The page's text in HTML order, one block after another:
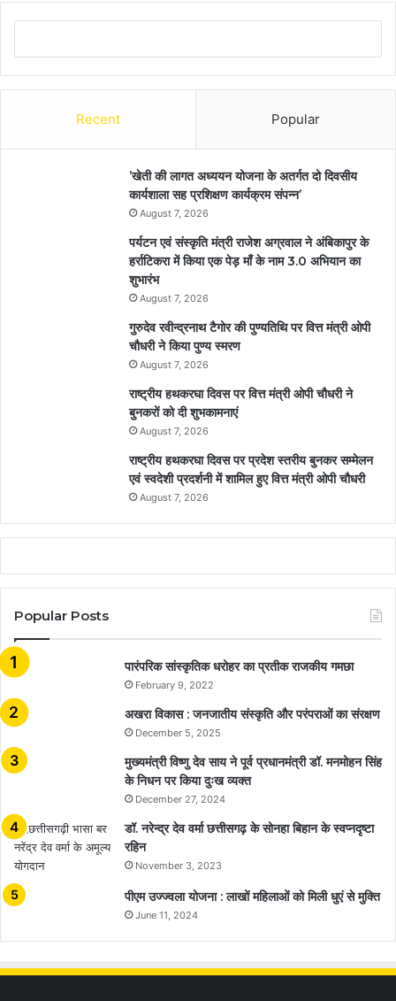
Recent Popular
’खेती की लागत अध्ययन योजना के अतर्गत दो दिवसीय
कार्यशाला सह प्रशिक्षण कार्यक्रम संपन्न’
August 7, 2026
पर्यटन एवं संस्कृति मंत्री राजेश अग्रवाल ने अंबिकापुर के
हर्राटिकरा में किया एक पेड़ माँ के नाम 3.0 अभियान का
शुभारंभ
August 7, 2026
गुरुदेव रवीन्द्रनाथ टैगोर की पुण्यतिथि पर वित्त मंत्री ओपी
चौधरी ने किया पुण्य स्मरण
August 7, 2026
राष्ट्रीय हथकरघा दिवस पर वित्त मंत्री ओपी चौधरी ने
बुनकरों को दी शुभकामनाएं
August 7, 2026
राष्ट्रीय हथकरघा दिवस पर प्रदेश स्तरीय बुनकर सम्मेलन
एवं स्वदेशी प्रदर्शनी में शामिल हुए वित्त मंत्री ओपी चौधरी
August 7, 2026
Popular Posts
​​​​​​​पारंपरिक सांस्कृतिक धरोहर का प्रतीक राजकीय गमछा
February 9, 2022
अखरा विकास : जनजातीय संस्कृति और परंपराओं का संरक्षण
December 5, 2025
मुख्यमंत्री विष्णु देव साय ने पूर्व प्रधानमंत्री डॉ. मनमोहन सिंह
के निधन पर किया दुःख व्यक्त
December 27, 2024
डॉ. नरेन्द्र देव वर्मा छत्तीसगढ़ के सोनहा बिहान के स्वप्नदृष्टा
रहिन
November 3, 2023
पीएम उज्ज्वला योजना : लाखों महिलाओं को मिली धुएं से मुक्ति
June 11, 2024